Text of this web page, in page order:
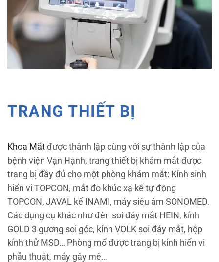
TRANG THIẾT BỊ
Khoa Mắtđược thành lập cùng với sự thành lập của
bệnh viện Vạn Hạnh, trang thiết bị khám mắt được
trang bị đầy đủ cho một phòng khám mắt: Kính sinh
hiển vi TOPCON, mắt đo khúc xạ kế tự động
TOPCON, JAVAL kế INAMI, máy siêu âm SONOMED.
Các dụng cụ khác như đèn soi đáy mắt HEIN, kính
GOLD 3 gương soi góc, kính VOLK soi đáy mắt, hộp
kính thử MSD… Phòng mổ được trang bị kính hiển vi
phẫu thuật, máy gây mê…